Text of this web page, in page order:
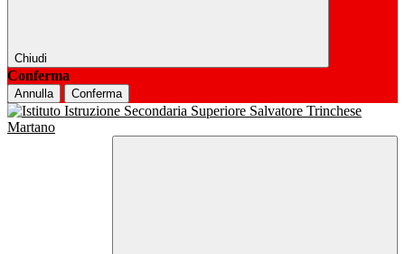
Chiudi
Conferma
Annulla Conferma